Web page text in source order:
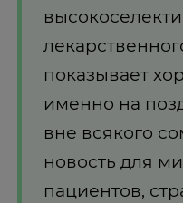
показывает
именно на
вне всякого
новость для
пациентов,